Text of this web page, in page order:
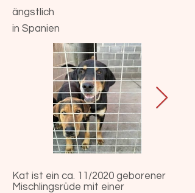
ängstlich
in Spanien
Kat ist ein ca. 11/2020 geborener
Mischlingsrüde mit einer